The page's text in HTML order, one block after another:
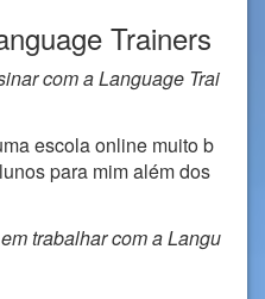
Trainers
com a Language Trai
escola online muito b
para mim além dos
trabalhar com a Langu